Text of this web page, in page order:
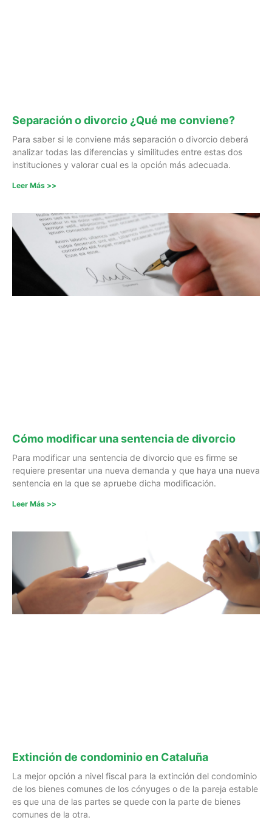
Separación o divorcio ¿Qué me conviene?
Para saber si le conviene más separación o divorcio deberá
analizar todas las diferencias y similitudes entre estas dos
instituciones y valorar cual es la opción más adecuada.
Leer Más >>
Cómo modificar una sentencia de divorcio
Para modificar una sentencia de divorcio que es firme se
requiere presentar una nueva demanda y que haya una nueva
sentencia en la que se apruebe dicha modificación.
Leer Más >>
Extinción de condominio en Cataluña
La mejor opción a nivel fiscal para la extinción del condominio
de los bienes comunes de los cónyuges o de la pareja estable
es que una de las partes se quede con la parte de bienes
comunes de la otra.